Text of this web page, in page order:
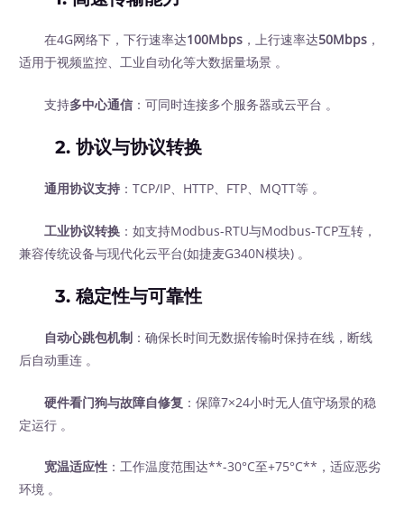
在4G网络下，下行速率达100Mbps ，上行速率达50Mbps ，
适用于视频监控、工业自动化等大数据量场景 。
支持多中心通信 ：可同时连接多个服务器或云平台 。
2.协议与协议转换
通用协议支持 ：TCP/IP、HTTP、FTP、MQTT等 。
工业协议转换 ：如支持Modbus-RTU与Modbus-TCP互转，
兼容传统设备与现代化云平台(如捷麦G340N模块) 。
3.稳定性与可靠性
自动心跳包机制 ：确保长时间无数据传输时保持在线，断线
后自动重连 。
硬件看门狗与故障自修复 ：保障7×24小时无人值守场景的稳
定运行 。
宽温适应性 ：工作温度范围达**-30°C至+75°C**，适应恶劣
环境 。